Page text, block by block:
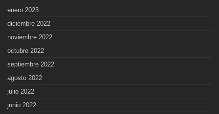
enero 2023
diciembre 2022
noviembre 2022
octubre 2022
septiembre 2022
agosto 2022
julio 2022
junio 2022